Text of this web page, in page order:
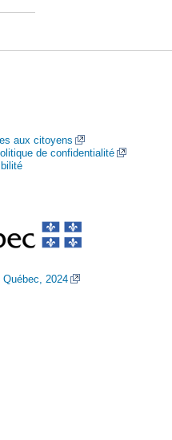
aux citoyens
de confidentialité
2024